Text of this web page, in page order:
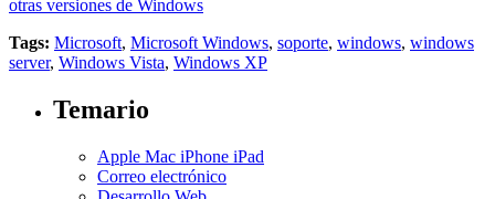
otras versiones de Windows
Tags: Microsoft, Microsoft Windows, soporte, windows, windows
server, Windows Vista, Windows XP
Temario
Apple Mac iPhone iPad
Correo electrónico